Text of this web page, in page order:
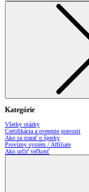
Kategórie
Všetky otázky
Certifikácia a overenie pravosti
Ako sa starať o šperky
Provízny systém / Affiliate
Ako určiť veľkosť